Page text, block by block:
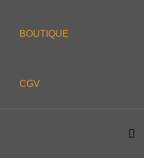
BOUTIQUE
CGV